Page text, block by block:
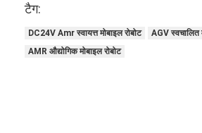
टैग:
DC24V Amr स्वायत्त मोबाइल रोबोट
AGV स्वचालित
AMR औद्योगिक मोबाइल रोबोट